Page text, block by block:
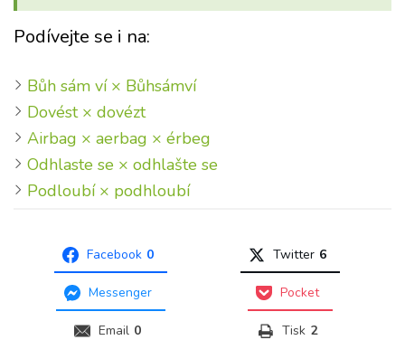
Podívejte se i na:
Bůh sám ví × Bůhsámví
Dovést × dovézt
Airbag × aerbag × érbeg
Odhlaste se × odhlašte se
Podloubí × podhloubí
Facebook 0 Twitter 6
Messenger Pocket
Email 0 Tisk 2